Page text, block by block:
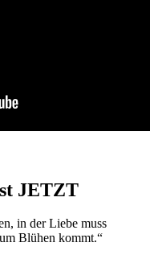
JETZT
in der Liebe muss
Blühen kommt.“